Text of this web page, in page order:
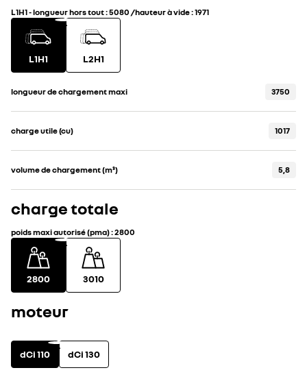
L1H1-longueur hors tout:5080 /hauteur à vide:1971
L1H1 L2H1
longueur de chargement maxi 3750
charge utile (cu) 1017
volume de chargement (m³) 5,8
charge totale
poids maxi autorisé (pma):2800
2800 3010
moteur
dCi 110 dCi 130